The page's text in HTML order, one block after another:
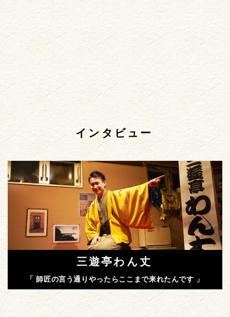
インタビュー
三遊亭わん丈
「 師匠の言う通りやったらここまで来れたんです 」